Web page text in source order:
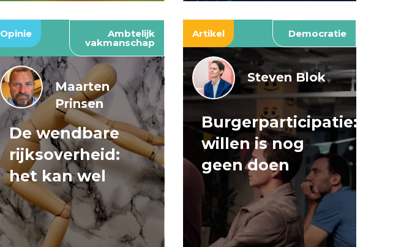
Opinie Ambtelijk
vakmanschap
Maarten
Prinsen
De wendbare
rijksoverheid:
het kan wel
Artikel Democratie
Steven Blok
Burgerparticipatie:
willen is nog
geen doen